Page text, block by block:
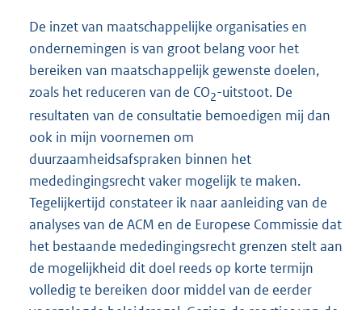
De inzet van maatschappelijke organisaties en
ondernemingen is van groot belang voor het
bereiken van maatschappelijk gewenste doelen,
zoals het reduceren van de CO2-uitstoot. De
resultaten van de consultatie bemoedigen mij dan
ook in mijn voornemen om
duurzaamheidsafspraken binnen het
mededingingsrecht vaker mogelijk te maken.
Tegelijkertijd constateer ik naar aanleiding van de
analyses van de ACM en de Europese Commissie dat
het bestaande mededingingsrecht grenzen stelt aan
de mogelijkheid dit doel reeds op korte termijn
volledig te bereiken door middel van de eerder